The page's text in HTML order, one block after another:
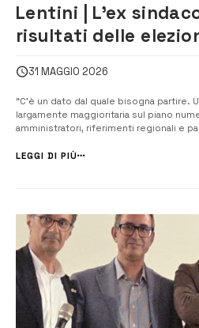
Lentini | L’ex
risultati delle
una casella da
scacchiera”
31 MAGGIO 2026
“C’è un dato dal quale bisogna partire.
largamente maggioritaria sul piano
amministratori, riferimenti regionali e
centrosinistra”, a scriverlo in una nota è
LEGGI DI PIÙ